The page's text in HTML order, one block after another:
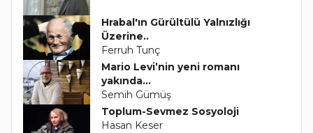
Hrabal'ın Gürültülü Yalnızlığı
Üzerine..
Ferruh Tunç
Mario Levi’nin yeni romanı
yakında...
Semih Gümüş
Toplum-Sevmez Sosyoloji
Hasan Keser